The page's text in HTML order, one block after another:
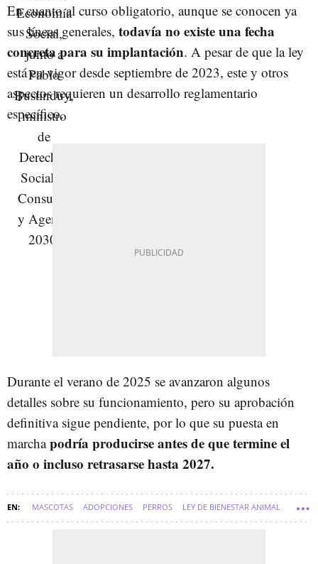
En cuanto al curso obligatorio, aunque se conocen ya
sus líneas generales, todavía no existe una fecha
concreta para su implantación. A pesar de que la ley
está en vigor desde septiembre de 2023, este y otros
aspectos requieren un desarrollo reglamentario
específico.
Durante el verano de 2025 se avanzaron algunos
detalles sobre su funcionamiento, pero su aprobación
definitiva sigue pendiente, por lo que su puesta en
marchapodría producirse antes de que termine el
año o incluso retrasarse hasta 2027.
MASCOTAS ADOPCIONES PERROS LEY DE BIENESTAR ANIMAL